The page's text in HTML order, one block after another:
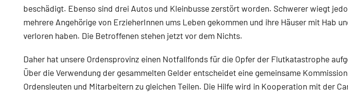
beschädigt. Ebenso sind drei Autos und Kleinbusse zerstört worden. Schwerer wiegt
mehrere Angehörige von ErzieherInnen ums Leben gekommen und ihre Häuser mit Hab
verloren haben. Die Betroffenen stehen jetzt vor dem Nichts.
Daher hat unsere Ordensprovinz einen Notfallfonds für die Opfer der Flutkatastrophe
Über die Verwendung der gesammelten Gelder entscheidet eine gemeinsame
Ordensleuten und Mitarbeitern zu gleichen Teilen. Die Hilfe wird in Kooperation mit der